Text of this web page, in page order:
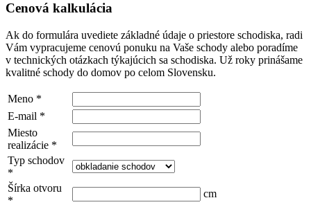
Cenová kalkulácia
Ak do formulára uvediete základné údaje o priestore schodiska, radi
Vám vypracujeme cenovú ponuku na Vaše schody alebo poradíme
v technických otázkach týkajúcich sa schodiska. Už roky prinášame
kvalitné schody do domov po celom Slovensku.
Meno *
E-mail *
Miesto
realizácie *
Typ schodov
*
Šírka otvoru
*
cm